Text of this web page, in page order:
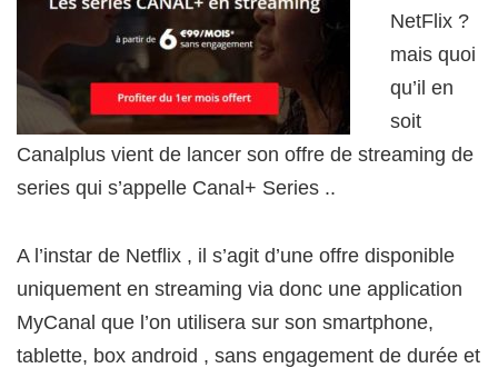
NetFlix ?
mais quoi
qu’il en
soit
Canalplus vient de lancer son offre de streaming de
series qui s’appelle Canal+ Series ..
A l’instar de Netflix , il s’agit d’une offre disponible
uniquement en streaming via donc une application
MyCanal que l’on utilisera sur son smartphone,
tablette, box android , sans engagement de durée et